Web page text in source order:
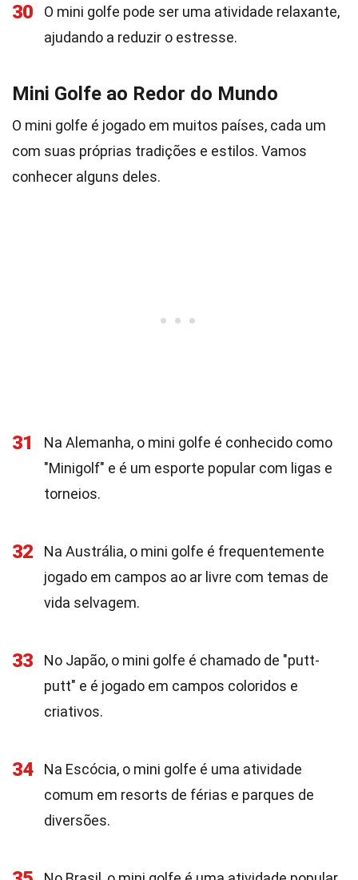
30
O mini golfe pode ser uma atividade relaxante,
ajudando a reduzir o estresse.
Mini Golfe ao Redor do Mundo
O mini golfe é jogado em muitos países, cada um
com suas próprias tradições e estilos. Vamos
conhecer alguns deles.
31
Na Alemanha, o mini golfe é conhecido como
"Minigolf" e é um esporte popular com ligas e
torneios.
32
Na Austrália, o mini golfe é frequentemente
jogado em campos ao ar livre com temas de
vida selvagem.
33
No Japão, o mini golfe é chamado de "putt-
putt" e é jogado em campos coloridos e
criativos.
34
Na Escócia, o mini golfe é uma atividade
comum em resorts de férias e parques de
diversões.